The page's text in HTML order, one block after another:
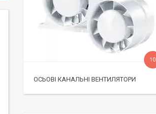
ОСЬОВІ КАНАЛЬНІ ВЕНТИЛЯТОРИ
10